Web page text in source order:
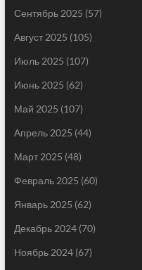
Сентябрь 2025 (57)
Август 2025 (105)
Июль 2025 (107)
Июнь 2025 (62)
Май 2025 (107)
Апрель 2025 (44)
Март 2025 (48)
Февраль 2025 (60)
Январь 2025 (62)
Декабрь 2024(70)
Ноябрь 2024(67)